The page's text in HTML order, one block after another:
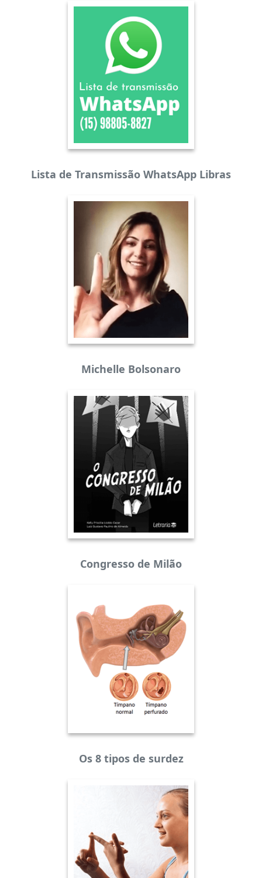
Lista de Transmissão WhatsApp Libras
Michelle Bolsonaro
Congresso de Milão
Os 8 tipos de surdez